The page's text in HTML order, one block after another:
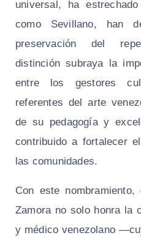
universal, ha
como Sevillano, han
preservación del
distinción subraya la
entre los gestores
referentes del arte
de su pedagogía y
contribuido a fortalecer
las comunidades.
​Con este
Zamora no solo honra la
y médico venezolano